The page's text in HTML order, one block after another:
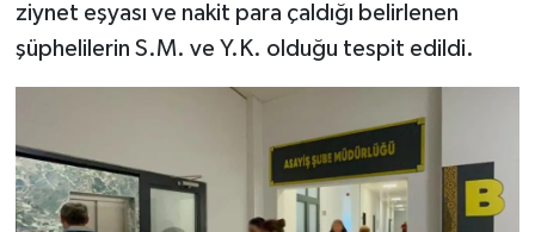
ziynet eşyası ve nakit para çaldığı belirlenen
şüphelilerin S.M. ve Y.K. olduğu tespit edildi.